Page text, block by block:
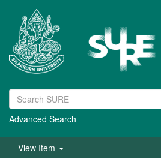
Advanced Search
View Item